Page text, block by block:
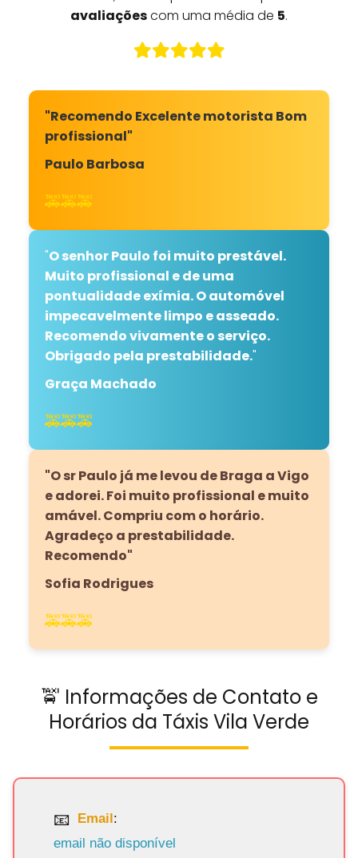
avaliaçõescom uma média de 5.
"Recomendo Excelente motorista Bom
profissional"
Paulo Barbosa
🚕🚕🚕
"O senhor Paulo foi muito prestável.
Muito profissional e de uma
pontualidade exímia. O automóvel
impecavelmente limpo e asseado.
Recomendo vivamente o serviço.
Obrigado pela prestabilidade."
Graça Machado
🚕🚕🚕
"O sr Paulo já me levou de Braga a Vigo
e adorei. Foi muito profissional e muito
amável. Compriu com o horário.
Agradeço a prestabilidade.
Recomendo"
Sofia Rodrigues
🚕🚕🚕
🚖 Informações de Contato e
Horários da Táxis Vila Verde
Email:
email não disponível